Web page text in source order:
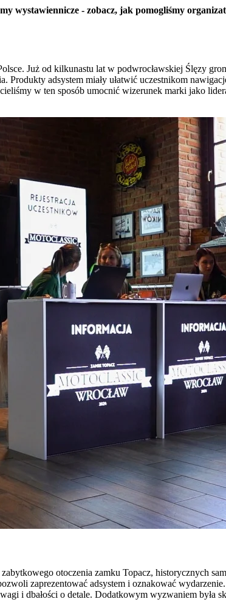
wystawiennicze - zobacz, jak pomogliśmy
Już od kilkunastu lat w podwrocławskiej Ślęzy
adsystem miały ułatwić uczestnikom
w ten sposób umocnić wizerunek marki jako
otoczenia zamku Topacz, historycznych
zaprezentować adsystem i oznakować
i dbałości o detale. Dodatkowym wyzwaniem była